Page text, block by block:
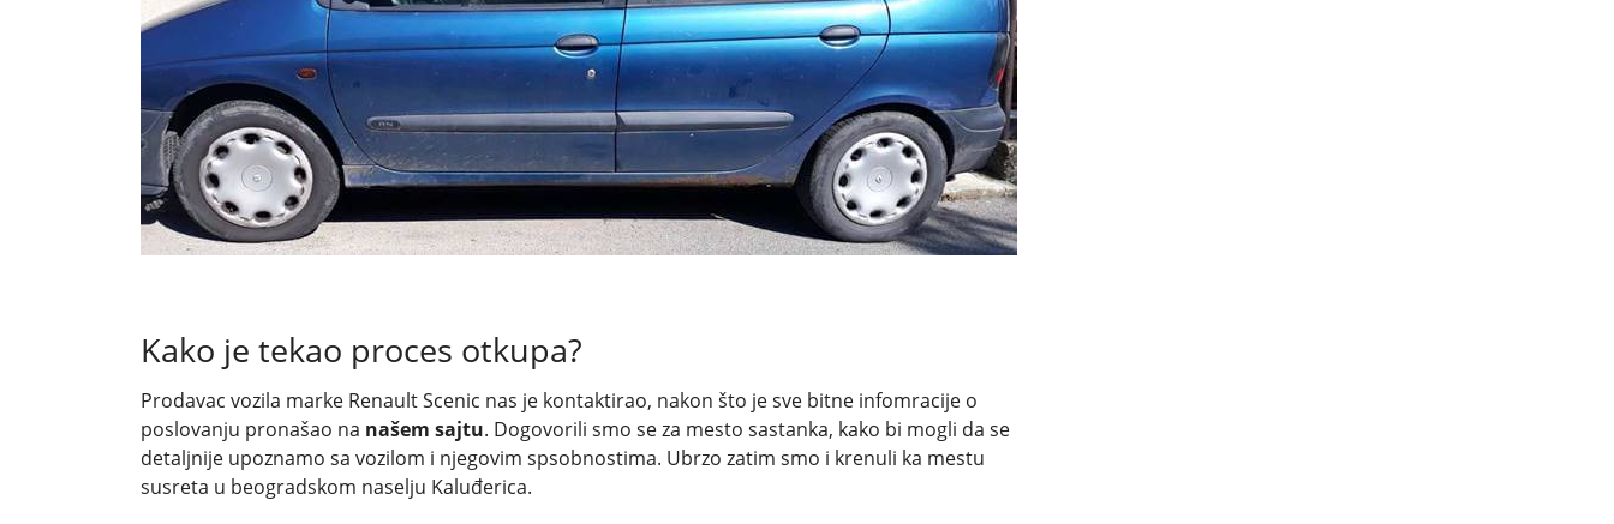
Kako je tekao proces otkupa?
Prodavac vozila marke Renault Scenic nas je kontaktirao, nakon što je sve bitne infomracije o
poslovanju pronašao na našem sajtu. Dogovorili smo se za mesto sastanka, kako bi mogli da se
detaljnije upoznamo sa vozilom i njegovim spsobnostima. Ubrzo zatim smo i krenuli ka mestu
susreta u beogradskom naselju Kaluđerica.